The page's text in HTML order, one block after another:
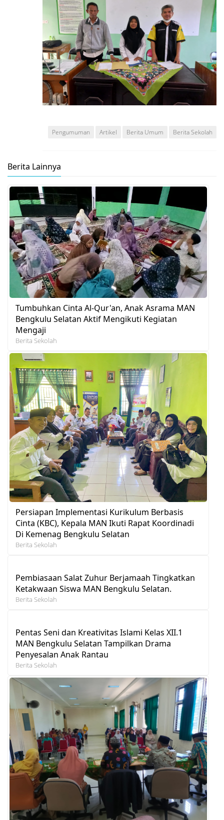
Pengumuman Artikel Berita Umum Berita Sekolah
Berita Lainnya
Tumbuhkan Cinta Al-Qur'an, Anak Asrama MAN
Bengkulu Selatan Aktif Mengikuti Kegiatan
Mengaji
Berita Sekolah
Persiapan Implementasi Kurikulum Berbasis
Cinta (KBC), Kepala MAN Ikuti Rapat Koordinadi
Di Kemenag Bengkulu Selatan
Berita Sekolah
Pembiasaan Salat Zuhur Berjamaah Tingkatkan
Ketakwaan Siswa MAN Bengkulu Selatan.
Berita Sekolah
Pentas Seni dan Kreativitas Islami Kelas XII.1
MAN Bengkulu Selatan Tampilkan Drama
Penyesalan Anak Rantau
Berita Sekolah